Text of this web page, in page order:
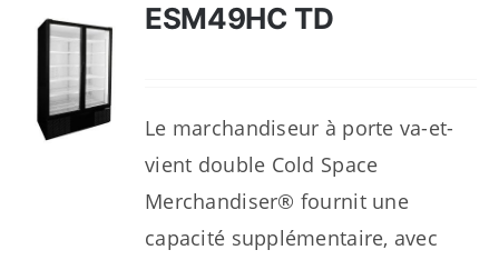
ESM49HC TD
Le marchandiseur à porte va-et-
vient double Cold Space
Merchandiser® fournit une
capacité supplémentaire, avec